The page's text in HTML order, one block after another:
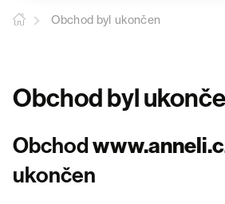
Obchod byl ukončen
Obchod byl
Obchod
ukončen